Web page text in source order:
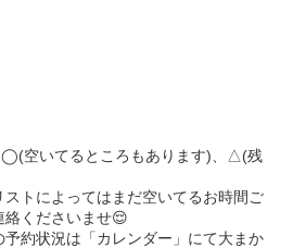
空いてるところもあります)、△(残
トによってはまだ空いてるお時間ご
絡くださいませ😌
約状況は「カレンダー」にて大まか